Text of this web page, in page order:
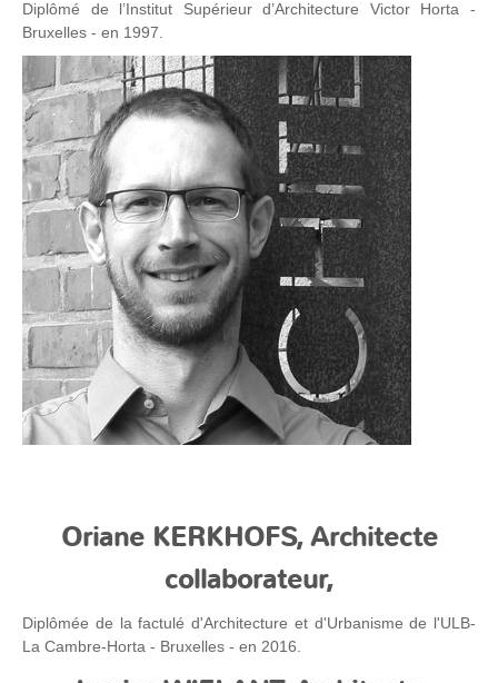
Diplômé de l’Institut Supérieur d’Architecture Victor Horta -
Bruxelles - en 1997.
Oriane KERKHOFS, Architecte
collaborateur,
Diplômée de la factulé d'Architecture et d'Urbanisme de l'ULB-
La Cambre-Horta - Bruxelles - en 2016.